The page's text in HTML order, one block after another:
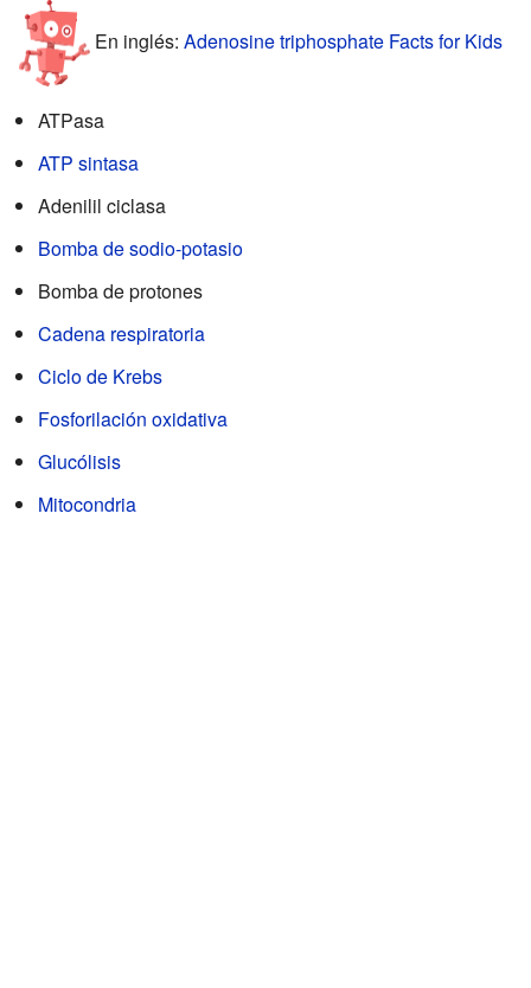
En inglés: Adenosine triphosphate Facts for Kids
ATPasa
ATP sintasa
Adenilil ciclasa
Bomba de sodio-potasio
Bomba de protones
Cadena respiratoria
Ciclo de Krebs
Fosforilación oxidativa
Glucólisis
Mitocondria